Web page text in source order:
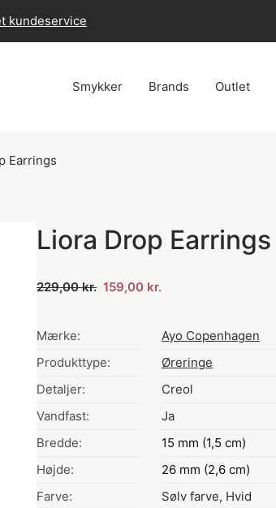
kundeservice
Smykker Brands Outlet
Earrings
Liora Drop Earrings
229,00 kr. 159,00 kr.
Mærke:
Ayo Copenhagen
Produkttype:
Øreringe
Detaljer:
Creol
Vandfast:
Ja
Bredde:
15 mm (1,5 cm)
Højde:
26 mm (2,6 cm)
Farve:
Sølv farve, Hvid